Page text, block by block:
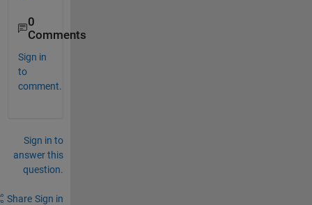
0
Comments
Sign in
to
comment.
Sign in to
answer this
question.
Share Sign in